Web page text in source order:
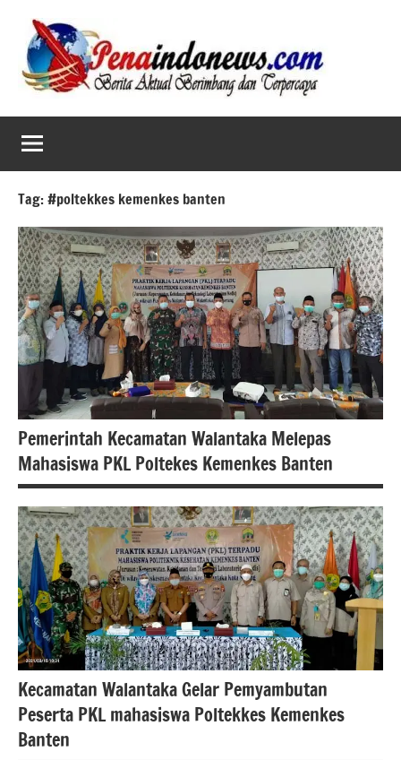
content
Tag:#poltekkes kemenkes banten
Pemerintah Kecamatan Walantaka Melepas
Mahasiswa PKL Poltekes Kemenkes Banten
berita
banten
nasional
pendudikan
Kecamatan Walantaka Gelar Pemyambutan
Peserta PKL mahasiswa Poltekkes Kemenkes
Banten